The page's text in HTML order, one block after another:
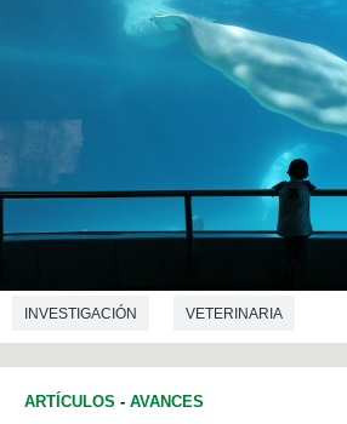
Català
BUSCAR
INVESTIGACIÓN VETERINARIA
ARTÍCULOS - AVANCES